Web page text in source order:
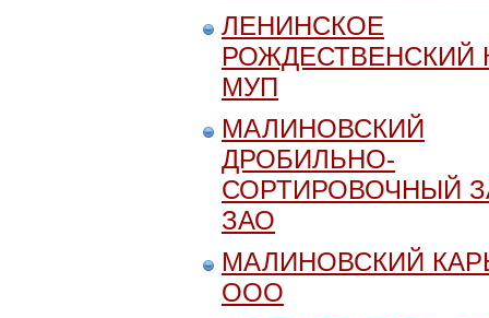
ЛЕНИНСКОЕ
РОЖДЕСТВЕНСКИЙ
МУП
МАЛИНОВСКИЙ
ДРОБИЛЬНО-
СОРТИРОВОЧНЫЙ
ЗАО
МАЛИНОВСКИЙ
ООО